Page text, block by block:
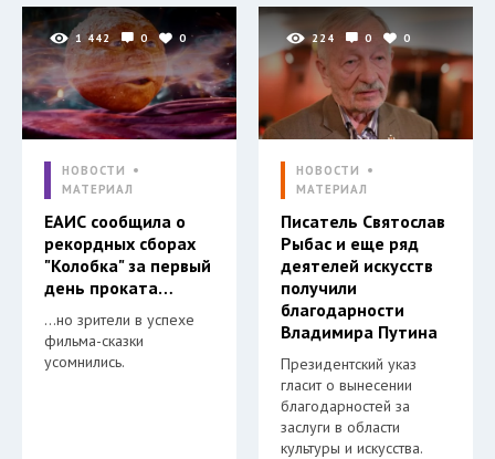
1 442 0 0
НОВОСТИ
МАТЕРИАЛ
ЕАИС сообщила о
рекордных сборах
"Колобка" за первый
день проката…
…но зрители в успехе
фильма-сказки
усомнились.
224 0 0
НОВОСТИ
МАТЕРИАЛ
Писатель Святослав
Рыбас и еще ряд
деятелей искусств
получили
благодарности
Владимира Путина
Президентский указ
гласит о вынесении
благодарностей за
заслуги в области
культуры и искусства.